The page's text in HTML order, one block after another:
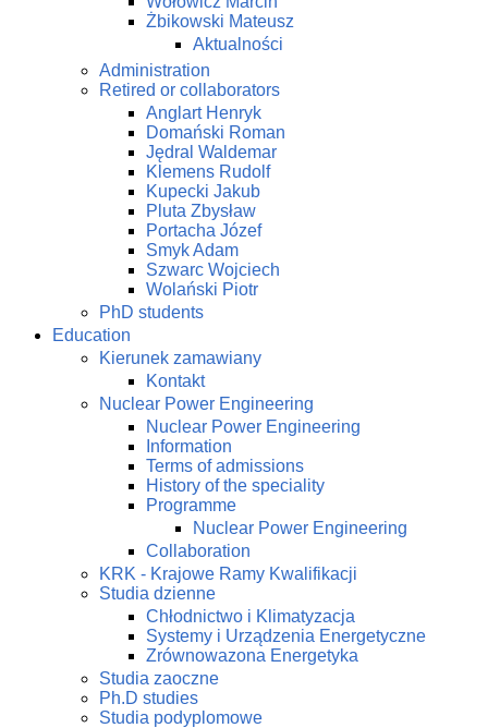
Żbikowski Mateusz
Aktualności
Administration
Retired or collaborators
Anglart Henryk
Domański Roman
Jędral Waldemar
Klemens Rudolf
Kupecki Jakub
Pluta Zbysław
Portacha Józef
Smyk Adam
Szwarc Wojciech
Wolański Piotr
PhD students
Education
Kierunek zamawiany
Kontakt
Nuclear Power Engineering
Nuclear Power Engineering
Information
Terms of admissions
History of the speciality
Programme
Nuclear Power Engineering
Collaboration
KRK - Krajowe Ramy Kwalifikacji
Studia dzienne
Chłodnictwo i Klimatyzacja
Systemy i Urządzenia Energetyczne
Zrównowazona Energetyka
Studia zaoczne
Ph.D studies
Studia podyplomowe